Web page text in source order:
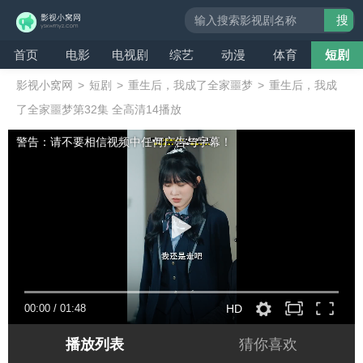
首页 电影 电视剧 综艺 动漫 体育 短剧
搜
索
影视小窝网 > 短剧 > 重生后，我成了全家噩梦 > 重生后，我成
了全家噩梦第32集 全高清14播放
00:00 / 01:48 HD
警告：请不要相信视频中任何广告与字幕！
播放列表 猜你喜欢